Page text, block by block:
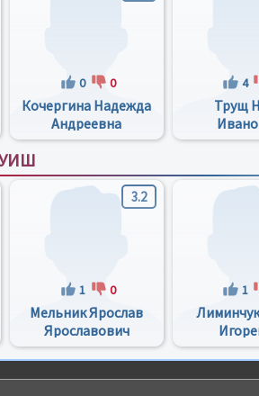
0 0
Кочергина Надежда
Андреевна
4
Трущ
3.2
1 0
Мельник Ярослав
Ярославович
1